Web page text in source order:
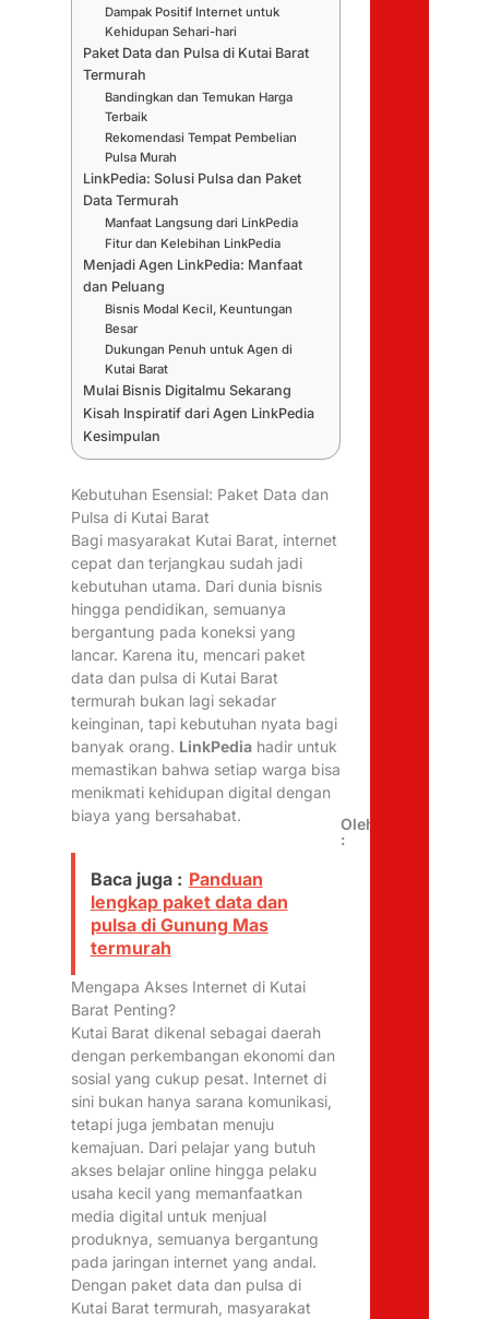
Dampak Positif Internet untuk
Kehidupan Sehari-hari
Paket Data dan Pulsa di Kutai Barat
Termurah
Bandingkan dan Temukan Harga
Terbaik
Rekomendasi Tempat Pembelian
Pulsa Murah
LinkPedia: Solusi Pulsa dan Paket
Data Termurah
Manfaat Langsung dari LinkPedia
Fitur dan Kelebihan LinkPedia
Menjadi Agen LinkPedia: Manfaat
dan Peluang
Bisnis Modal Kecil, Keuntungan
Besar
Dukungan Penuh untuk Agen di
Kutai Barat
Mulai Bisnis Digitalmu Sekarang
Kisah Inspiratif dari Agen LinkPedia
Kesimpulan
Kebutuhan Esensial: Paket Data dan
Pulsa di Kutai Barat
Bagi masyarakat Kutai Barat, internet
cepat dan terjangkau sudah jadi
kebutuhan utama. Dari dunia bisnis
hingga pendidikan, semuanya
bergantung pada koneksi yang
lancar. Karena itu, mencari paket
data dan pulsa di Kutai Barat
termurah bukan lagi sekadar
keinginan, tapi kebutuhan nyata bagi
banyak orang. LinkPediahadir untuk
memastikan bahwa setiap warga bisa
menikmati kehidupan digital dengan
biaya yang bersahabat.
Baca juga : Panduan
lengkap paket data dan
pulsa di Gunung Mas
termurah
Mengapa Akses Internet di Kutai
Barat Penting?
Kutai Barat dikenal sebagai daerah
dengan perkembangan ekonomi dan
sosial yang cukup pesat. Internet di
sini bukan hanya sarana komunikasi,
tetapi juga jembatan menuju
kemajuan. Dari pelajar yang butuh
akses belajar online hingga pelaku
usaha kecil yang memanfaatkan
media digital untuk menjual
produknya, semuanya bergantung
pada jaringan internet yang andal.
Dengan paket data dan pulsa di
Kutai Barat termurah, masyarakat
Oleh
: